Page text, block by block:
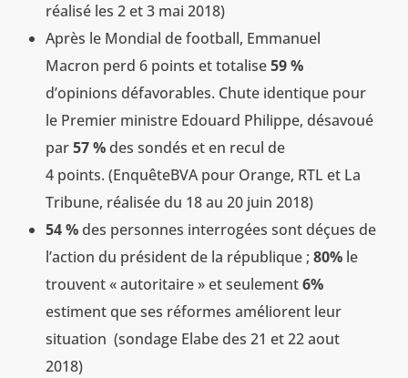
réalisé les 2 et 3 mai 2018)
Après le Mondial de football, Emmanuel
Macron perd 6 points et totalise59 %
d’opinions défavorables. Chute identique pour
le Premier ministre Edouard Philippe, désavoué
par57 %des sondés et en recul de
4 points. (EnquêteBVA pour Orange, RTL et La
Tribune, réalisée du 18 au 20 juin 2018)
54 %des personnes interrogées sont déçues de
l’action du président de la république ; 80%le
trouvent « autoritaire » et seulement6%
estiment que ses réformes améliorent leur
situation (sondage Elabe des 21 et 22 aout
2018)